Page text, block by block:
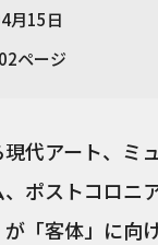
月15日
ページ
代アート、ミ
ポストコロニ
「客体」に向